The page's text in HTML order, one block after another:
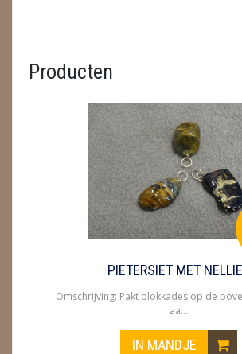
CADEAUBONNEN
GEODE 'S / STANDAARDS
GESLEPEN STENEN
HANGERS
Producten
PIETERSIET MET
Omschrijving: Pakt blokkades op de
aa...
IN MANDJE